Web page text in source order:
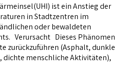
ist ein Anstieg der
in Stadtzentren im
oder bewaldeten
Verursacht Dieses Phänomen
zurückzuführen (Asphalt, dunkle
dichte menschliche Aktivitäten),